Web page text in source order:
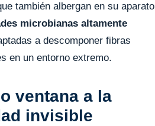
también albergan en su aparato
microbianas altamente
a descomponer fibras
en un entorno extremo.
ventana a la
invisible